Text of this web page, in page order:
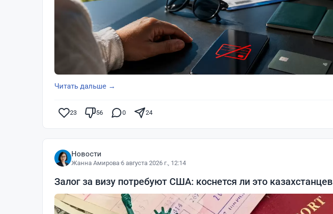
Читать дальше →
23 56 0 24
Новости
Жанна Амирова·6 августа 2026 г., 12:14
Залог за визу потребуют США: коснется ли это казахстанцев